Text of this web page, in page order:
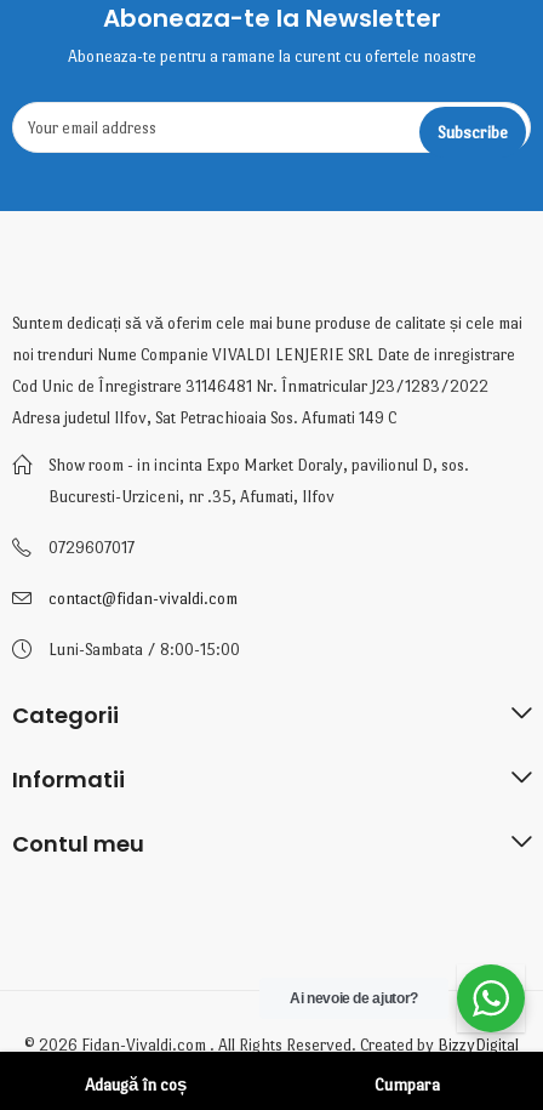
Adaugă în coș Cumpara
Aboneaza-te la Newsletter
Aboneaza-te pentru a ramane la curent cu ofertele noastre
Suntem dedicați să vă oferim cele mai bune produse de calitate și cele mai
noi trenduri Nume Companie VIVALDI LENJERIE SRL Date de inregistrare
Cod Unic de Înregistrare 31146481 Nr. Înmatricular J23/1283/2022
Adresa judetul Ilfov, Sat Petrachioaia Sos. Afumati 149 C
Show room - in incinta Expo Market Doraly, pavilionul D, sos.
Bucuresti-Urziceni, nr .35, Afumati, Ilfov
0729607017
contact@fidan-vivaldi.com
Luni-Sambata / 8:00-15:00
Categorii
Informatii
Contul meu
© 2026 Fidan-Vivaldi.com . All Rights Reserved. Created by BizzyDigital
Ai nevoie de ajutor?